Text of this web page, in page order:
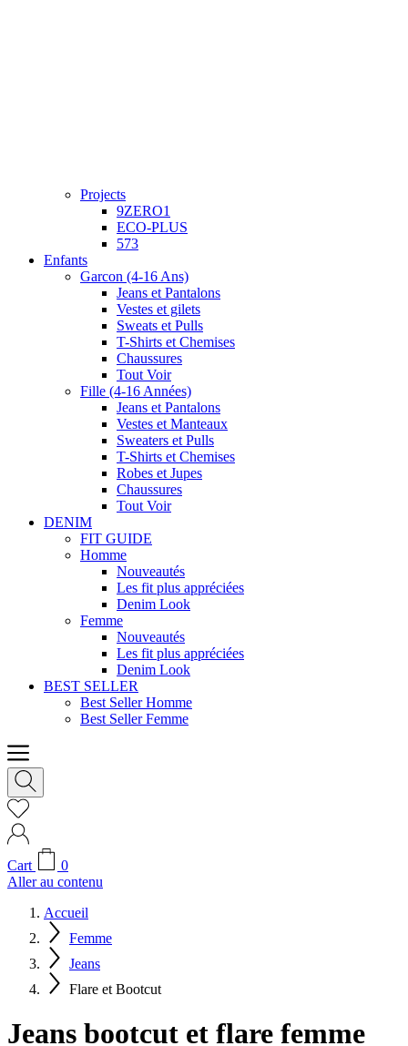
Projects
9ZERO1
ECO-PLUS
573
Enfants
Garcon (4-16 Ans)
Jeans et Pantalons
Vestes et gilets
Sweats et Pulls
T-Shirts et Chemises
Chaussures
Tout Voir
Fille (4-16 Années)
Jeans et Pantalons
Vestes et Manteaux
Sweaters et Pulls
T-Shirts et Chemises
Robes et Jupes
Chaussures
Tout Voir
DENIM
FIT GUIDE
Homme
Nouveautés
Les fit plus appréciées
Denim Look
Femme
Nouveautés
Les fit plus appréciées
Denim Look
BEST SELLER
Best Seller Homme
Best Seller Femme
Cart
0
Aller au contenu
Accueil
Femme
Jeans
Flare et Bootcut
Jeans bootcut et flare femme